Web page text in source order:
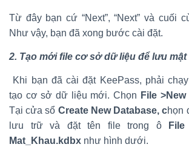
Từ đây bạn cứ “Next”, “Next” và cuối
Như vậy, bạn đã xong bước cài đặt.
2. Tạo mới file cơ sở dữ liệu để lưu mật
Khi bạn đã cài đặt KeePass, phải
tạo cơ sở dữ liệu mới. Chọn File
Tại cửa sổ Create New Database, chọn
lưu trữ và đặt tên file trong ôFile
Mat_Khau.kdbx như hình dưới.